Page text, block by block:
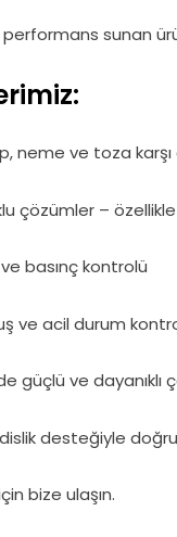
sunan
neme ve toza karşı
çözümler –
basınç kontrolü
ve acil durum
güçlü ve dayanıklı
desteğiyle
bize ulaşın.